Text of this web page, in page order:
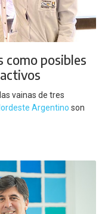
como posibles
vainas de tres
Argentino son